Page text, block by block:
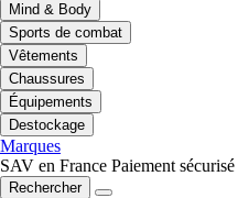
Mind & Body
Sports de combat
Vêtements
Chaussures
Équipements
Destockage
Marques
SAV en France Paiement sécurisé
Rechercher